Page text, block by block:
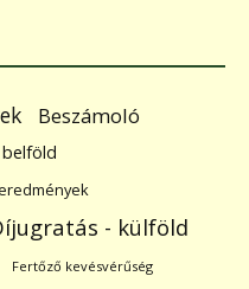
Beszámoló
- külföld
Fertőző kevésvérűség